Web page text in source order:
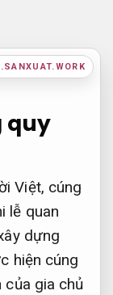
quy
Việt, cúng
lễ quan
dựng
hiện cúng
của gia chủ